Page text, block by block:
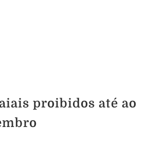
proibidos até ao